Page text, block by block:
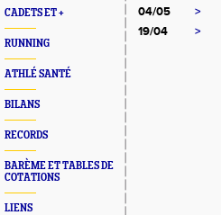
CADETS ET +
RUNNING
ATHLÉ SANTÉ
BILANS
RECORDS
BARÈME ET TABLES DE
COTATIONS
LIENS
04/05
>
19/04
>